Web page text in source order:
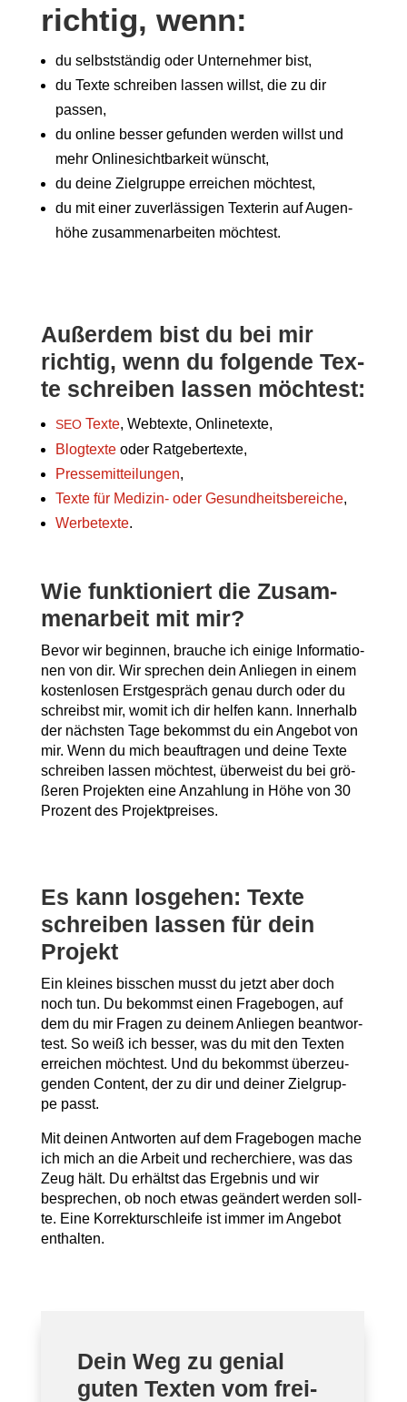
rich­tig, wenn:
du selbst­stän­dig oder Unter­neh­mer bist,
du Tex­te schrei­ben las­sen willst, die zu dir
passen,
du online bes­ser gefun­den wer­den willst und
mehr Online­sicht­bar­keit wünscht,
du dei­ne Ziel­grup­pe errei­chen möchtest,
du mit einer zuver­läs­si­gen Tex­te­rin auf Augen­
hö­he zusam­men­ar­bei­ten möchtest.
Außer­dem bist du bei mir
rich­tig, wenn du fol­gen­de Tex­
te schrei­ben las­sen möchtest:
SEOTex­te, Web­tex­te, Onlinetexte,
Blog­tex­teoder Ratgebertexte,
Pres­se­mit­tei­lun­gen,
Tex­te für Medi­zin- oder Gesund­heits­be­rei­che,
Wer­be­tex­te.
Wie funk­tio­niert die Zusam­
men­ar­beit mit mir?
Bevor wir begin­nen, brau­che ich eini­ge Infor­ma­tio­
nen von dir. Wir spre­chen dein Anlie­gen in einem
kos­ten­lo­sen Erst­ge­spräch genau durch oder du
schreibst mir, womit ich dir hel­fen kann. Inner­halb
der nächs­ten Tage bekommst du ein Ange­bot von
mir. Wenn du mich beauf­tra­gen und dei­ne Tex­te
schrei­ben las­sen möch­test, über­weist du bei grö­
ße­ren Pro­jek­ten eine Anzah­lung in Höhe von 30
Pro­zent des Projektpreises.
Es kann los­ge­hen: Tex­te
schrei­ben las­sen für dein
Projekt
Ein klei­nes biss­chen musst du jetzt aber doch
noch tun. Du bekommst einen Fra­ge­bo­gen, auf
dem du mir Fra­gen zu dei­nem Anlie­gen beant­wor­
test. So weiß ich bes­ser, was du mit den Tex­ten
errei­chen möch­test. Und du bekommst über­zeu­
gen­den Con­tent, der zu dir und dei­ner Ziel­grup­
pe passt.
Mit dei­nen Ant­wor­ten auf dem Fra­ge­bo­gen mache
ich mich an die Arbeit und recher­chie­re, was das
Zeug hält. Du erhältst das Ergeb­nis und wir
bespre­chen, ob noch etwas geän­dert wer­den soll­
te. Eine Kor­rek­tur­schlei­fe ist immer im Ange­bot
enthalten.
Dein Weg zu geni­al
guten Tex­ten vom frei­